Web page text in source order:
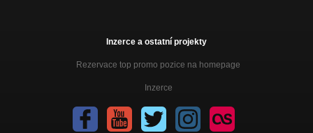
Inzerce a ostatní projekty
Rezervace top promo pozice na homepage
Inzerce